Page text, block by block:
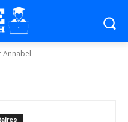
Annabel